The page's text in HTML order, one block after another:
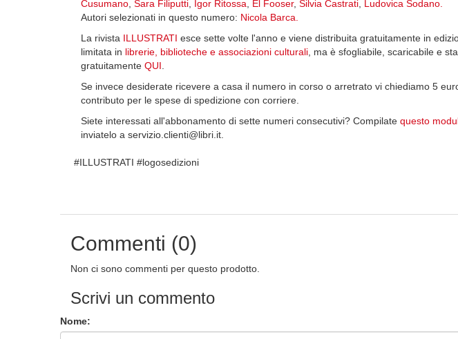
Cusumano, Sara Filiputti, Igor Ritossa, El Fooser, Silvia Castrati, Ludovica Sodano.
Autori selezionati in questo numero: Nicola Barca.
La rivista ILLUSTRATI esce sette volte l'anno e viene distribuita gratuitamente in
limitata in librerie, biblioteche e associazioni culturali, ma è sfogliabile, scaricabile e
gratuitamente QUI.
Se invece desiderate ricevere a casa il numero in corso o arretrato vi chiediamo 5
contributo per le spese di spedizione con corriere.
Siete interessati all'abbonamento di sette numeri consecutivi? Compilate questo
inviatelo a servizio.clienti@libri.it.
#ILLUSTRATI #logosedizioni
Commenti (0)
Non ci sono commenti per questo prodotto.
Scrivi un commento
Nome: